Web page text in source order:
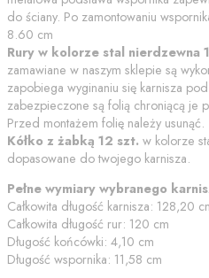
do ściany. Po zamontowaniu
8.60 cm
Rury w kolorze stal nierdzewna 1
zamawiane w naszym sklepie są
zapobiega wyginaniu się karnisza
zabezpieczone są folią chroniącą je
Przed montażem folię należy usunąć.
Kółko z żabką 12 szt. w kolorze
dopasowane do twojego karnisza.
Pełne wymiary wybranego
Całkowita długość karnisza: 128,20
Całkowita długość rur: 120 cm
Długość końcówki: 4,10 cm
Długość wspornika: 11,58 cm